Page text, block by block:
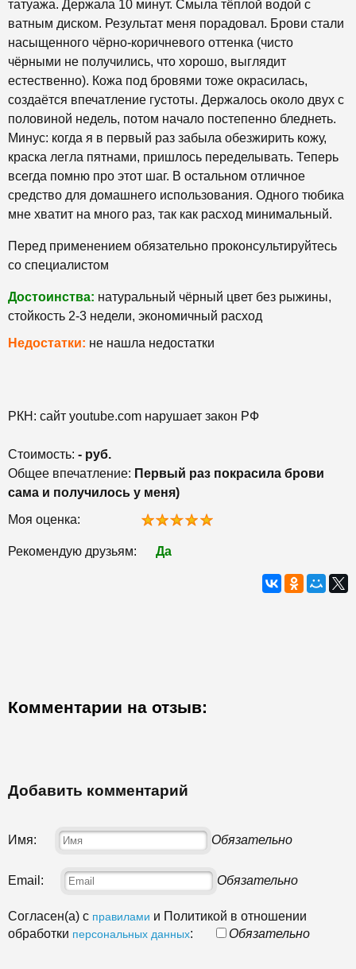
татуажа. Держала 10 минут. Смыла тёплой водой с
ватным диском. Результат меня порадовал. Брови стали
насыщенного чёрно-коричневого оттенка (чисто
чёрными не получились, что хорошо, выглядит
естественно). Кожа под бровями тоже окрасилась,
создаётся впечатление густоты. Держалось около двух с
половиной недель, потом начало постепенно бледнеть.
Минус: когда я в первый раз забыла обезжирить кожу,
краска легла пятнами, пришлось переделывать. Теперь
всегда помню про этот шаг. В остальном отличное
средство для домашнего использования. Одного тюбика
мне хватит на много раз, так как расход минимальный.
Перед применением обязательно проконсультируйтесь
со специалистом
Достоинства: натуральный чёрный цвет без рыжины,
стойкость 2-3 недели, экономичный расход
Недостатки: не нашла недостатки
РКН: сайт youtube.com нарушает закон РФ
Стоимость: - руб.
Общее впечатление: Первый раз покрасила брови
сама и получилось у меня)
Моя оценка:
Рекомендую друзьям: Да
Комментарии на отзыв:
Добавить комментарий
Имя: Обязательно
Email: Обязательно
Согласен(а) с правилами и Политикой в отношении
обработки персональных данных: Обязательно